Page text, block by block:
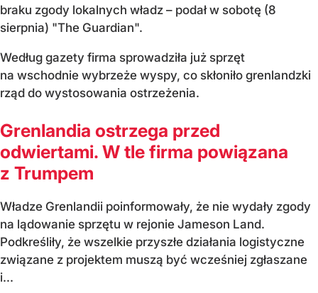
braku zgody lokalnych władz – podał w sobotę (8
sierpnia) "The Guardian".
Według gazety firma sprowadziła już sprzęt
na wschodnie wybrzeże wyspy, co skłoniło grenlandzki
rząd do wystosowania ostrzeżenia.
Grenlandia ostrzega przed
odwiertami. W tle firma powiązana
z Trumpem
Władze Grenlandii poinformowały, że nie wydały zgody
na lądowanie sprzętu w rejonie Jameson Land.
Podkreśliły, że wszelkie przyszłe działania logistyczne
związane z projektem muszą być wcześniej zgłaszane
i...